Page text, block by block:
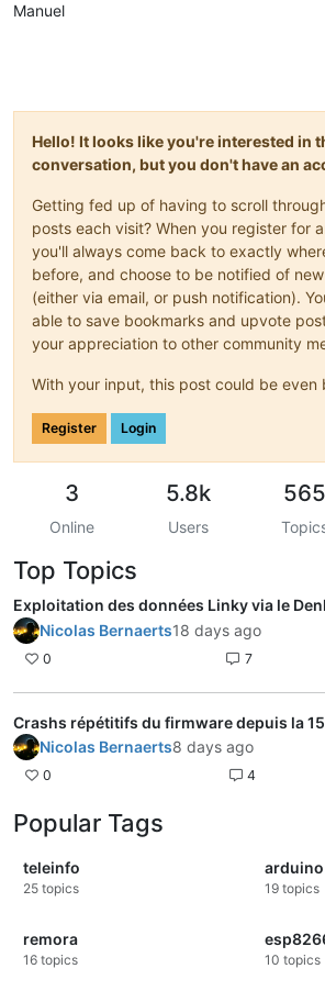
Manuel
Hello! It looks like you're interested in
conversation, but you don't have an
Getting fed up of having to scroll
posts each visit? When you register for
you'll always come back to exactly
before, and choose to be notified of
(either via email, or push notification).
able to save bookmarks and upvote
your appreciation to other community
With your input, this post could be even
Register Login
3
Online
5.8k
Users
565
Top Topics
Exploitation des données Linky via le
Nicolas Bernaerts18 days ago
0 7
Crashs répétitifs du firmware depuis la
Nicolas Bernaerts8 days ago
0 4
Popular Tags
teleinfo
25 topics
arduino
19 topics
remora
16 topics 10 topics